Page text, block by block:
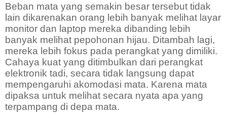
Beban mata yang semakin besar tersebut tidak
lain dikarenakan orang lebih banyak melihat layar
monitor dan laptop mereka dibanding lebih
banyak melihat pepohonan hijau. Ditambah lagi,
mereka lebih fokus pada perangkat yang dimiliki.
Cahaya kuat yang ditimbulkan dari perangkat
elektronik tadi, secara tidak langsung dapat
mempengaruhi akomodasi mata. Karena mata
dipaksa untuk melihat secara nyata apa yang
terpampang di depa mata.